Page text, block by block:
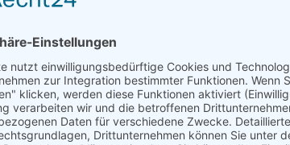
anspruchsvoller
und die